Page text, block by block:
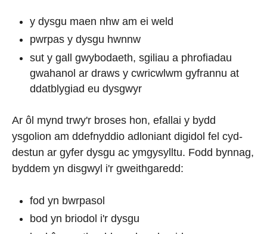
y dysgu maen nhw am ei weld
pwrpas y dysgu hwnnw
sut y gall gwybodaeth, sgiliau a phrofiadau
gwahanol ar draws y cwricwlwm gyfrannu at
ddatblygiad eu dysgwyr
Ar ôl mynd trwy'r broses hon, efallai y bydd
ysgolion am ddefnyddio adloniant digidol fel cyd-
destun ar gyfer dysgu ac ymgysylltu. Fodd bynnag,
byddem yn disgwyl i'r gweithgaredd:
fod yn bwrpasol
bod yn briodol i'r dysgu